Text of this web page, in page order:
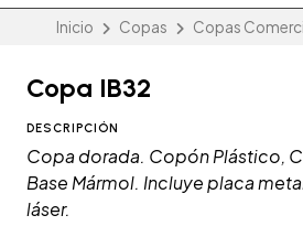
Inicio Copas Copas
Copa IB32
DESCRIPCIÓN
Copa dorada. Copón Plástico,
Base Mármol. Incluye placa
láser.